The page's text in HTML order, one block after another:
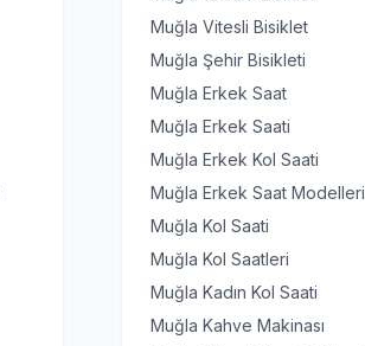
Muğla Vitesli Bisiklet
Muğla Şehir Bisikleti
Muğla Erkek Saat
Muğla Erkek Saati
Muğla Erkek Kol Saati
Muğla Erkek Saat Modelleri
Muğla Kol Saati
Muğla Kol Saatleri
Muğla Kadın Kol Saati
Muğla Kahve Makinası